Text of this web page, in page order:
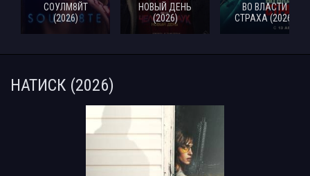
ВО ВЛАСТИ
СТРАХА (2026)
СУПЕРГЕРЛ
НАТИСК (2026)